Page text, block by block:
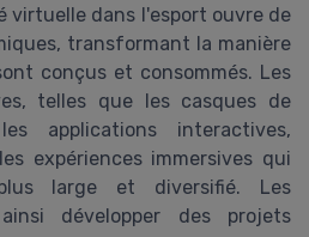
virtuelle dans l'esport ouvre de
transformant la manière
conçus et consommés. Les
telles que les casques de
applications interactives,
expériences immersives qui
large et diversifié. Les
développer des projets